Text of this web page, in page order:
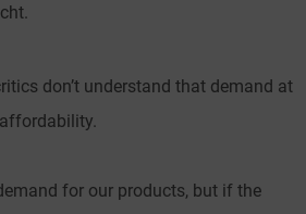
don’t understand that demand at
for our products, but if the